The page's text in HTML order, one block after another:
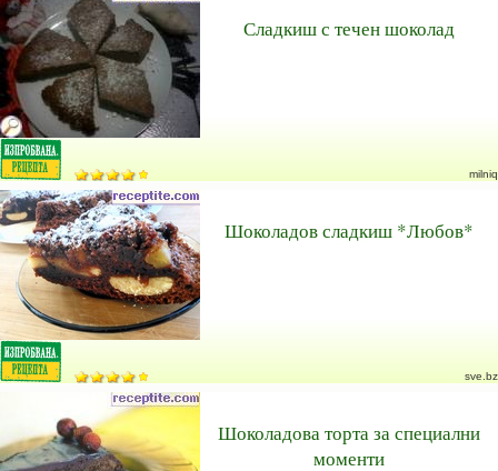
Сладкиш с течен шоколад
milniq
Шоколадов сладкиш *Любов*
sve.bz
Шоколадова торта за специални
моменти